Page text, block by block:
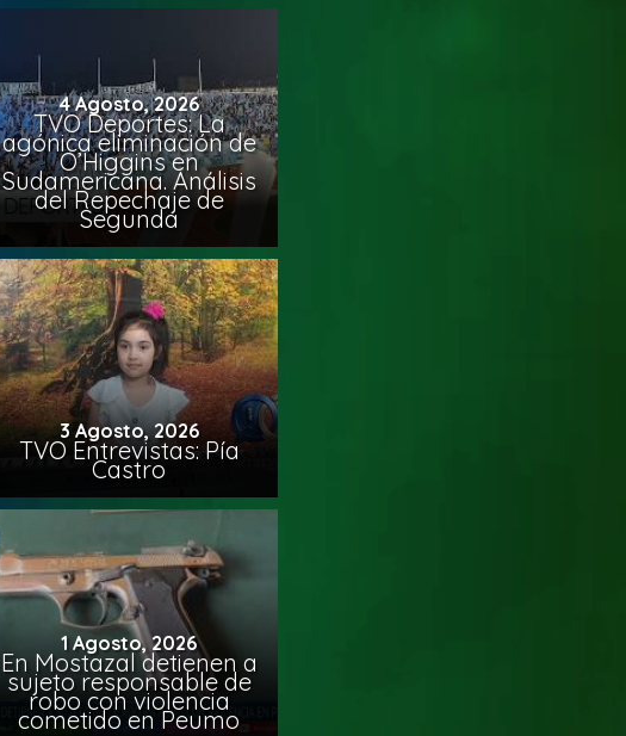
4 Agosto, 2026
TVO Deportes: La
agónica eliminación de
O’Higgins en
Sudamericana. Análisis
del Repechaje de
Segunda
3 Agosto, 2026
TVO Entrevistas: Pía
Castro
1 Agosto, 2026
En Mostazal detienen a
sujeto responsable de
robo con violencia
cometido en Peumo